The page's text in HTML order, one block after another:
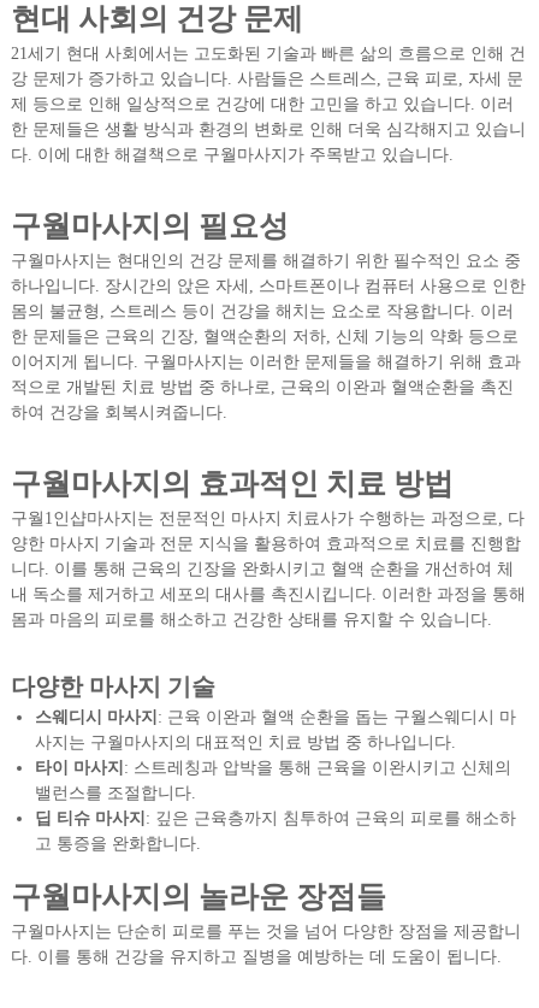
현대 사회의 건강 문제
21세기 현대 사회에서는 고도화된 기술과 빠른 삶의 흐름으로 인해 건
강 문제가 증가하고 있습니다. 사람들은 스트레스, 근육 피로, 자세 문
제 등으로 인해 일상적으로 건강에 대한 고민을 하고 있습니다. 이러
한 문제들은 생활 방식과 환경의 변화로 인해 더욱 심각해지고 있습니
다. 이에 대한 해결책으로 구월마사지가 주목받고 있습니다.
구월마사지의 필요성
구월마사지는 현대인의 건강 문제를 해결하기 위한 필수적인 요소 중
하나입니다. 장시간의 앉은 자세, 스마트폰이나 컴퓨터 사용으로 인한
몸의 불균형, 스트레스 등이 건강을 해치는 요소로 작용합니다. 이러
한 문제들은 근육의 긴장, 혈액순환의 저하, 신체 기능의 약화 등으로
이어지게 됩니다. 구월마사지는 이러한 문제들을 해결하기 위해 효과
적으로 개발된 치료 방법 중 하나로, 근육의 이완과 혈액순환을 촉진
하여 건강을 회복시켜줍니다.
구월마사지의 효과적인 치료 방법
구월1인샵마사지는 전문적인 마사지 치료사가 수행하는 과정으로, 다
양한 마사지 기술과 전문 지식을 활용하여 효과적으로 치료를 진행합
니다. 이를 통해 근육의 긴장을 완화시키고 혈액 순환을 개선하여 체
내 독소를 제거하고 세포의 대사를 촉진시킵니다. 이러한 과정을 통해
몸과 마음의 피로를 해소하고 건강한 상태를 유지할 수 있습니다.
다양한 마사지 기술
스웨디시 마사지 : 근육 이완과 혈액 순환을 돕는 구월스웨디시 마
사지는 구월마사지의 대표적인 치료 방법 중 하나입니다.
타이 마사지 : 스트레칭과 압박을 통해 근육을 이완시키고 신체의
밸런스를 조절합니다.
딥 티슈 마사지 : 깊은 근육층까지 침투하여 근육의 피로를 해소하
고 통증을 완화합니다.
구월마사지의 놀라운 장점들
구월마사지는 단순히 피로를 푸는 것을 넘어 다양한 장점을 제공합니
다. 이를 통해 건강을 유지하고 질병을 예방하는 데 도움이 됩니다.